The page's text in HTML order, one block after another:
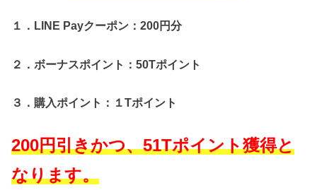
１．LINE Payクーポン：200円分
２．ボーナスポイント：50Tポイント
３．購入ポイント：１Tポイント
200円引きかつ、51Tポイント獲得と
なります。